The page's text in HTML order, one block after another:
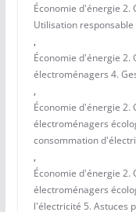
Économie d'énergie 2.
Utilisation
,
Économie d'énergie 2.
électroménagers 4.
,
Économie d'énergie 2.
électroménagers
consommation
,
Économie d'énergie 2.
électroménagers
l'électricité 5. Astuces